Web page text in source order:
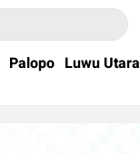
Palopo Luwu Utara